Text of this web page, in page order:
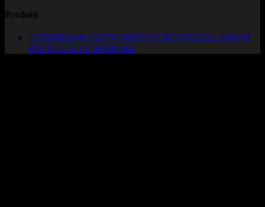
Prodotti
COMPRIAMO AUTO MOTO FURGONI DAL 1999 IN
POI TUTTE LE MARCHE